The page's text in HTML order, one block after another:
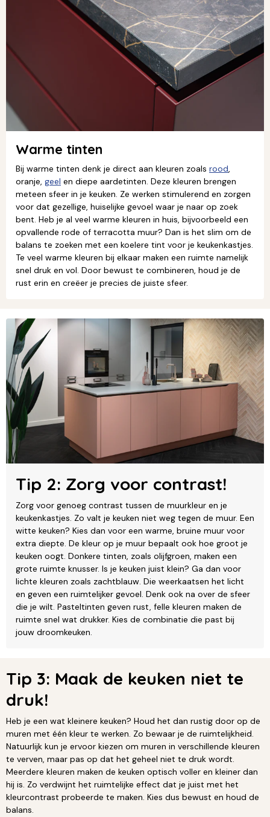
Warme tinten
Bij warme tinten denk je direct aan kleuren zoals rood,
oranje, geel en diepe aardetinten. Deze kleuren brengen
meteen sfeer in je keuken. Ze werken stimulerend en zorgen
voor dat gezellige, huiselijke gevoel waar je naar op zoek
bent. Heb je al veel warme kleuren in huis, bijvoorbeeld een
opvallende rode of terracotta muur? Dan is het slim om de
balans te zoeken met een koelere tint voor je keukenkastjes.
Te veel warme kleuren bij elkaar maken een ruimte namelijk
snel druk en vol. Door bewust te combineren, houd je de
rust erin en creëer je precies de juiste sfeer.
Tip 2: Zorg voor contrast!
Zorg voor genoeg contrast tussen de muurkleur en je
keukenkastjes. Zo valt je keuken niet weg tegen de muur. Een
witte keuken? Kies dan voor een warme, bruine muur voor
extra diepte. De kleur op je muur bepaalt ook hoe groot je
keuken oogt. Donkere tinten, zoals olijfgroen, maken een
grote ruimte knusser. Is je keuken juist klein? Ga dan voor
lichte kleuren zoals zachtblauw. Die weerkaatsen het licht
en geven een ruimtelijker gevoel. Denk ook na over de sfeer
die je wilt. Pasteltinten geven rust, felle kleuren maken de
ruimte snel wat drukker. Kies de combinatie die past bij
jouw droomkeuken.
Tip 3: Maak de keuken niet te
druk!
Heb je een wat kleinere keuken? Houd het dan rustig door op de
muren met één kleur te werken. Zo bewaar je de ruimtelijkheid.
Natuurlijk kun je ervoor kiezen om muren in verschillende kleuren
te verven, maar pas op dat het geheel niet te druk wordt.
Meerdere kleuren maken de keuken optisch voller en kleiner dan
hij is. Zo verdwijnt het ruimtelijke effect dat je juist met het
kleurcontrast probeerde te maken. Kies dus bewust en houd de
balans.